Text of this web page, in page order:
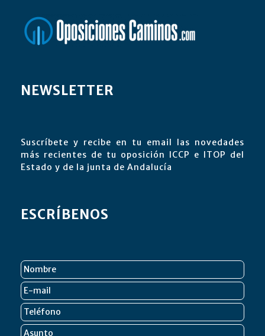
NEWSLETTER
Suscríbete y recibe en tu email las novedades
más recientes de tu oposición ICCP e ITOP del
Estado y de la junta de Andalucía
ESCRÍBENOS